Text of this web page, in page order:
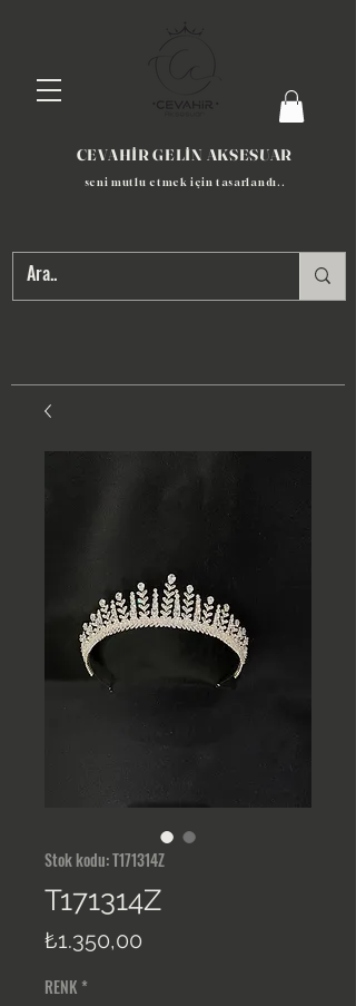
CEVAHİR GELİN AKSESUAR
seni mutlu etmek için tasarlandı​..
Stok kodu: T171314Z
T171314Z
₺1.350,00
RENK *